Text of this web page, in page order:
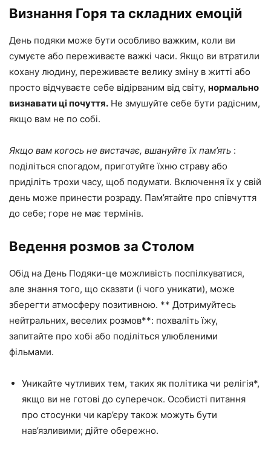
Визнання Горя та складних емоцій
День подяки може бути особливо важким, коли ви
сумуєте або переживаєте важкі часи. Якщо ви втратили
кохану людину, переживаєте велику зміну в житті або
просто відчуваєте себе відірваним від світу, нормально
визнавати ці почуття. Не змушуйте себе бути радісним,
якщо вам не по собі.
Якщо вам когось не вистачає, вшануйте їх пам’ять :
поділіться спогадом, приготуйте їхню страву або
приділіть трохи часу, щоб подумати. Включення їх у свій
день може принести розраду. Пам’ятайте про співчуття
до себе; горе не має термінів.
Ведення розмов за Столом
Обід на День Подяки-це можливість поспілкуватися,
але знання того, що сказати (і чого уникати), може
зберегти атмосферу позитивною. ** Дотримуйтесь
нейтральних, веселих розмов**: похваліть їжу,
запитайте про хобі або поділіться улюбленими
фільмами.
Уникайте чутливих тем, таких як політика чи релігія*,
якщо ви не готові до суперечок. Особисті питання
про стосунки чи кар’єру також можуть бути
нав’язливими; дійте обережно.